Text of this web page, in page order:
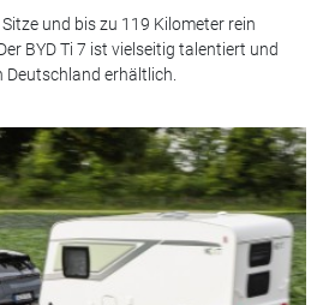
und bis zu 119 Kilometer rein
BYD Ti 7 ist vielseitig talentiert und
erhältlich.